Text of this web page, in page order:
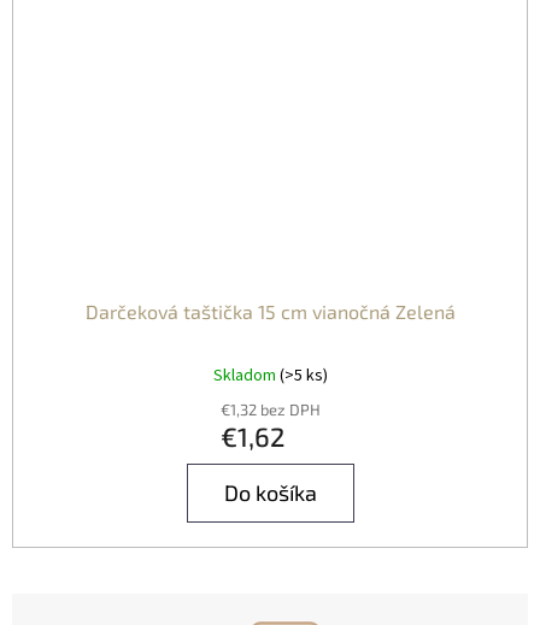
Darčeková taštička 15 cm vianočná Zelená
Skladom (>5 ks)
€1,32 bez DPH
€1,62
Do košíka